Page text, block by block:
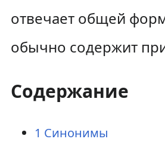
отвечает общей
обычно содержит
Содержание
1 Синонимы